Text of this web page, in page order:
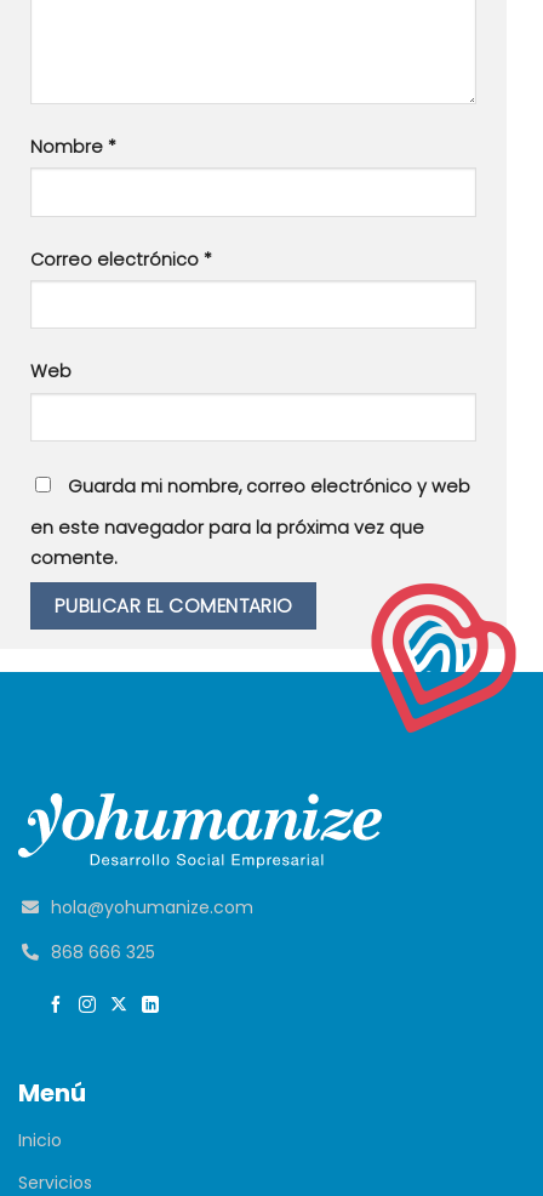
Nombre *
Correo electrónico *
Web
Guarda mi nombre, correo electrónico y web
en este navegador para la próxima vez que
comente.
hola@yohumanize.com
868 666 325
Menú
Inicio
Servicios